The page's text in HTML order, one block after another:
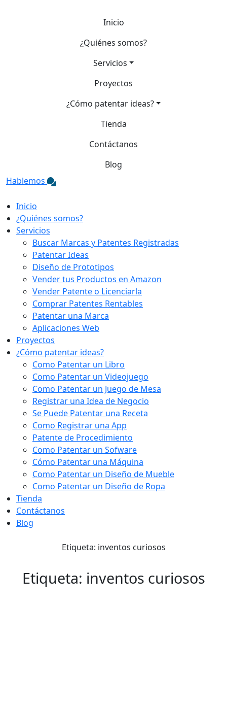
Inicio
¿Quiénes somos?
Servicios
Proyectos
¿Cómo patentar ideas?
Tienda
Contáctanos
Blog
Hablemos
Inicio
¿Quiénes somos?
Servicios
Buscar Marcas y Patentes Registradas
Patentar Ideas
Diseño de Prototipos
Vender tus Productos en Amazon
Vender Patente o Licenciarla
Comprar Patentes Rentables
Patentar una Marca
Aplicaciones Web
Proyectos
¿Cómo patentar ideas?
Como Patentar un Libro
Como Patentar un Videojuego
Como Patentar un Juego de Mesa
Registrar una Idea de Negocio
Se Puede Patentar una Receta
Como Registrar una App
Patente de Procedimiento
Como Patentar un Sofware
Cómo Patentar una Máquina
Como Patentar un Diseño de Mueble
Como Patentar un Diseño de Ropa
Tienda
Contáctanos
Blog
Etiqueta: inventos curiosos
Etiqueta: inventos curiosos